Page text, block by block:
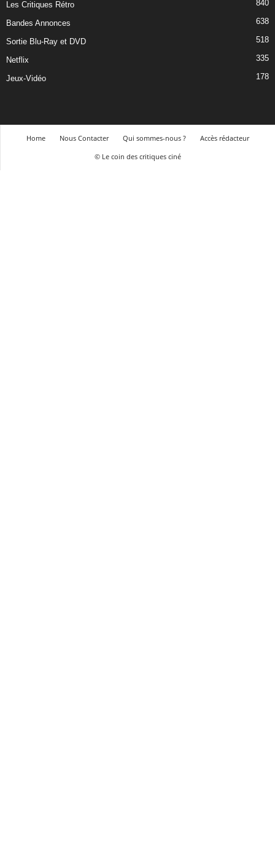
Les Critiques Rétro 840
Bandes Annonces 638
Sortie Blu-Ray et DVD 518
Netflix 335
Jeux-Vidéo 178
Home Nous Contacter Qui sommes-nous ?
Accès rédacteur
© Le coin des critiques ciné